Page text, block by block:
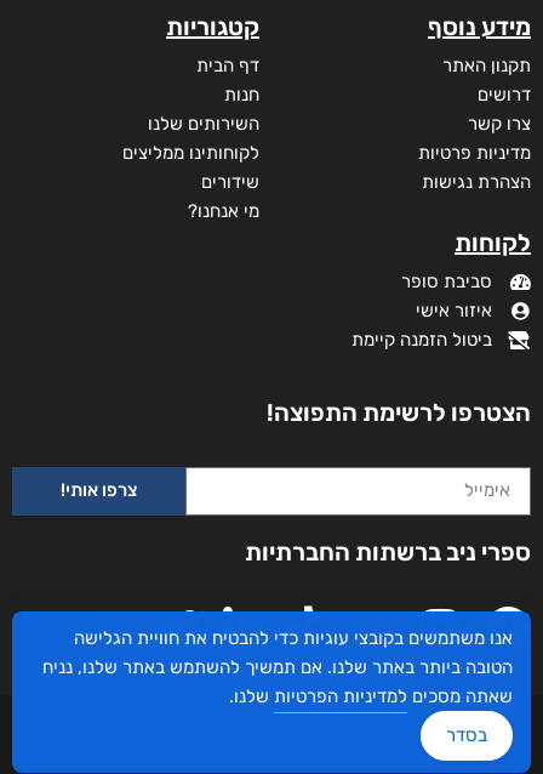
מידע נוסף
תקנון האתר
דרושים
צרו קשר
מדיניות פרטיות
הצהרת נגישות
לקוחות
סביבת סופר
איזור אישי
ביטול הזמנה קיימת
קטגוריות
דף הבית
חנות
השירותים שלנו
לקוחותינו ממליצים
שידורים
מי אנחנו?
הצטרפו לרשימת התפוצה!
צרפו אותי!
ספרי ניב ברשתות החברתיות
עיצוב ובניית האתר: ספרי ניב © כל הזכויות שמורות. בוקסאי טכנולוגיות בע"מ שד אבא
אנו משתמשים בקובצי עוגיות כדי להבטיח את חוויית הגלישה
הטובה ביותר באתר שלנו. אם תמשיך להשתמש באתר שלנו, נניח
שאתה מסכים למדיניות הפרטיות שלנו.
בסדר